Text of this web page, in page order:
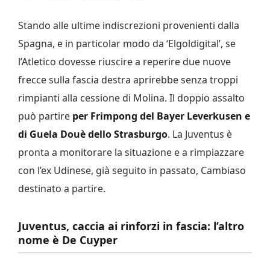
Stando alle ultime indiscrezioni provenienti dalla
Spagna, e in particolar modo da ‘Elgoldigital’, se
l’Atletico dovesse riuscire a reperire due nuove
frecce sulla fascia destra aprirebbe senza troppi
rimpianti alla cessione di Molina. Il doppio assalto
può partire per Frimpong del Bayer Leverkusen e
di Guela Douè dello Strasburgo. La Juventus è
pronta a monitorare la situazione e a rimpiazzare
con l’ex Udinese, già seguito in passato, Cambiaso
destinato a partire.
Juventus, caccia ai rinforzi in fascia: l’altro
nome è De Cuyper